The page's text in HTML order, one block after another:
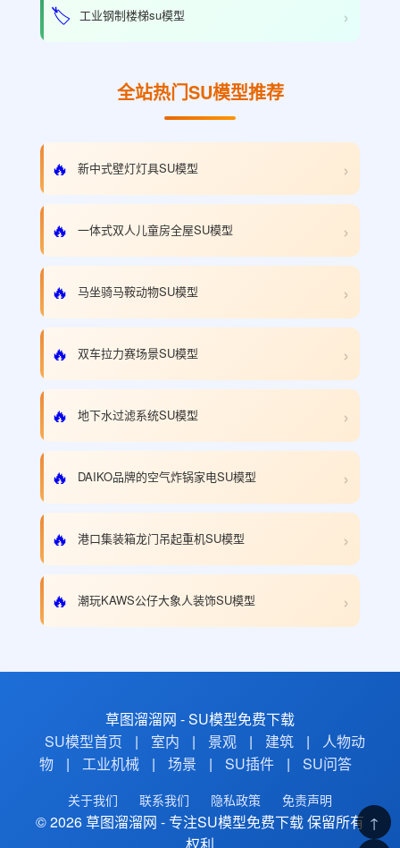
🏷️ 工业钢制楼梯su模型 ›
全站热门SU模型推荐
🔥 新中式壁灯灯具SU模型 ›
🔥 一体式双人儿童房全屋SU模型 ›
🔥 马坐骑马鞍动物SU模型 ›
🔥 双车拉力赛场景SU模型 ›
🔥 地下水过滤系统SU模型 ›
🔥 DAIKO品牌的空气炸锅家电SU模型 ›
🔥 港口集装箱龙门吊起重机SU模型 ›
🔥 潮玩KAWS公仔大象人装饰SU模型 ›
草图溜溜网 - SU模型免费下载
SU模型首页
| 室内 | 景观 | 建筑 |
人物动
物
| 工业机械 | 场景 | SU插件 | SU问答
关于我们 联系我们 隐私政策 免责声明
© 2026 草图溜溜网 - 专注SU模型免费下载 保留所有
权利
↑